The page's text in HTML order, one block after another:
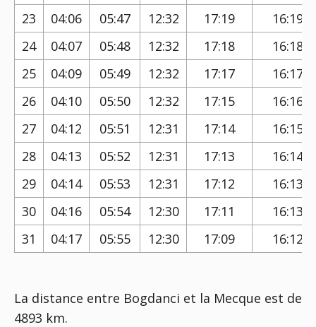
23
04:06 05:47 12:32 17:19
16:19
24
04:07 05:48 12:32 17:18
16:18
25
04:09 05:49 12:32 17:17
16:17
26
04:10 05:50 12:32 17:15
16:16
27
04:12 05:51 12:31 17:14
16:15
28
04:13 05:52 12:31 17:13
16:14
29
04:14 05:53 12:31 17:12
16:13
30
04:16 05:54 12:30 17:11
16:13
31
04:17 05:55 12:30 17:09 16:12
La distance entre Bogdanci et la Mecque est de
4893 km.